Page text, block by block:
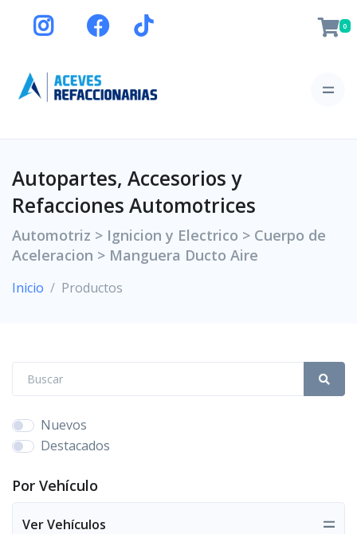
0
Autopartes, Accesorios y
Refacciones Automotrices
Automotriz > Ignicion y Electrico > Cuerpo de
Aceleracion > Manguera Ducto Aire
Inicio Productos
Nuevos
Destacados
Por Vehículo
Ver Vehículos